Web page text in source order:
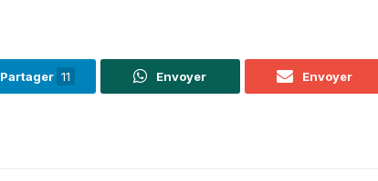
Partager 11 Envoyer Envoyer